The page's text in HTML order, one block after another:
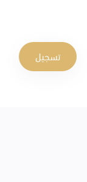
تسجيل